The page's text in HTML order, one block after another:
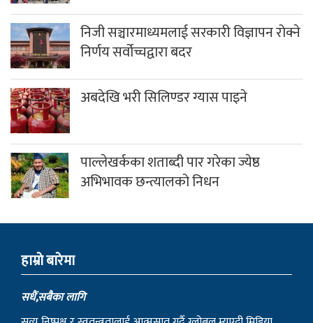
निजी सञ्चारमाध्यमलाई सरकारी विज्ञापन रोक्ने
निर्णय सर्वोच्चद्वारा बदर
अबदेखि भरी सिलिण्डर ग्यास पाइने
पाल्लेखर्कका शताब्दी पार गरेका ज्येष्ठ
अभिभावक छन्त्यालको निधन
हाम्राे बारेमा
सधैं,सबैका लागि